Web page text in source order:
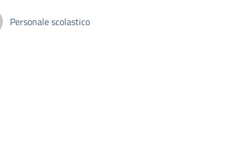
Personale scolastico